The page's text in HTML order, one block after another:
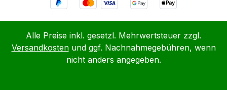
Alle Preise inkl. gesetzl. Mehrwertsteuer zzgl.
Versandkostenund ggf. Nachnahmegebühren, wenn
nicht anders angegeben.